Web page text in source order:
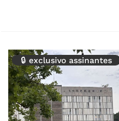
🔒 exclusivo assinantes